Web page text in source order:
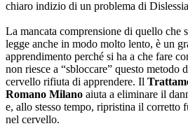
chiaro indizio di un problema di
La mancata comprensione di quello che
legge anche in modo molto lento, è un
apprendimento perché si ha a che fare
non riesce a “sbloccare” questo metodo
cervello rifiuta di apprendere. Il
Romano Milano aiuta a eliminare il
e, allo stesso tempo, ripristina il corretto
nel cervello.